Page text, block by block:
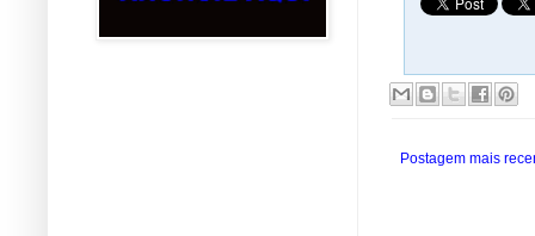
Postagem mais